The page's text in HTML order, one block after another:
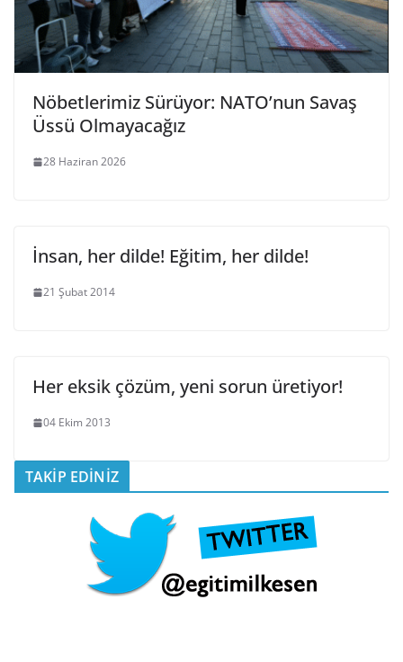
Nöbetlerimiz Sürüyor: NATO’nun Savaş
Üssü Olmayacağız
28 Haziran 2026
İnsan, her dilde! Eğitim, her dilde!
21 Şubat 2014
Her eksik çözüm, yeni sorun üretiyor!
04 Ekim 2013
TAKİP EDİNİZ